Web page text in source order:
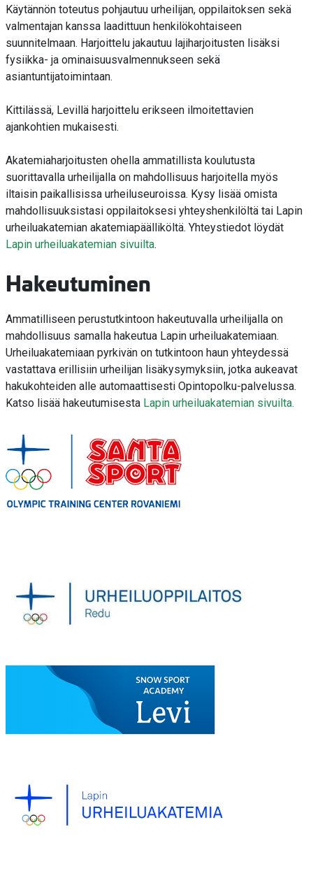
Käytännön toteutus pohjautuu urheilijan, oppilaitoksen sekä
valmentajan kanssa laadittuun henkilökohtaiseen
suunnitelmaan. Harjoittelu jakautuu lajiharjoitusten lisäksi
fysiikka- ja ominaisuusvalmennukseen sekä
asiantuntijatoimintaan.
Kittilässä, Levillä harjoittelu erikseen ilmoitettavien
ajankohtien mukaisesti.
Akatemiaharjoitusten ohella ammatillista koulutusta
suorittavalla urheilijalla on mahdollisuus harjoitella myös
iltaisin paikallisissa urheiluseuroissa. Kysy lisää omista
mahdollisuuksistasi oppilaitoksesi yhteyshenkilöltä tai Lapin
urheiluakatemian akatemiapäälliköltä. Yhteystiedot löydät
Lapin urheiluakatemian sivuilta.
Hakeutuminen
Ammatilliseen perustutkintoon hakeutuvalla urheilijalla on
mahdollisuus samalla hakeutua Lapin urheiluakatemiaan.
Urheiluakatemiaan pyrkivän on tutkintoon haun yhteydessä
vastattava erillisiin urheilijan lisäkysymyksiin, jotka aukeavat
hakukohteiden alle automaattisesti Opintopolku-palvelussa.
Katso lisää hakeutumisesta Lapin urheiluakatemian sivuilta.